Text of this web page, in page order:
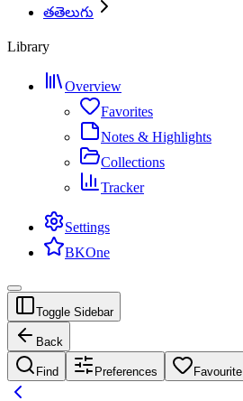
తతెలుగు
Library
Overview
Favorites
Notes & Highlights
Collections
Tracker
Settings
BKOne
Toggle Sidebar
Back
Find Preferences Favourite